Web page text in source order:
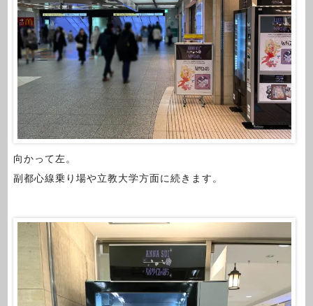
向かって左。
副都心線乗り場や立教大学方面に続きます。